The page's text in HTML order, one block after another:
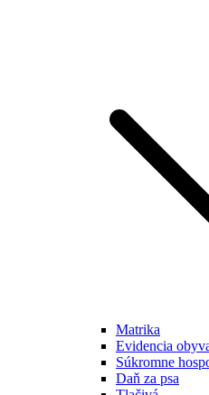
Matrika
Evidencia
Súkromne
Daň za psa